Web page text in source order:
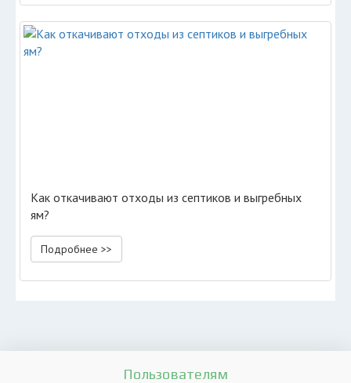
Как откачивают отходы из септиков и выгребных
ям?
Подробнее >>
Пользователям